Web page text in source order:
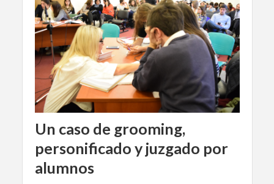
Un caso de grooming,
personificado y juzgado por
alumnos